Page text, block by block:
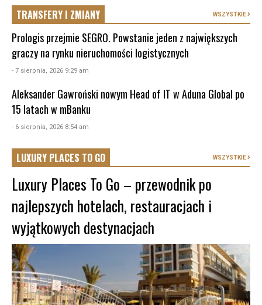
TRANSFERY I ZMIANY WSZYSTKIE
Prologis przejmie SEGRO. Powstanie jeden z największych
graczy na rynku nieruchomości logistycznych
- 7 sierpnia, 2026 9:29 am
Aleksander Gawroński nowym Head of IT w Aduna Global po
15 latach w mBanku
- 6 sierpnia, 2026 8:54 am
LUXURY PLACES TO GO WSZYSTKIE
Luxury Places To Go – przewodnik po
najlepszych hotelach, restauracjach i
wyjątkowych destynacjach